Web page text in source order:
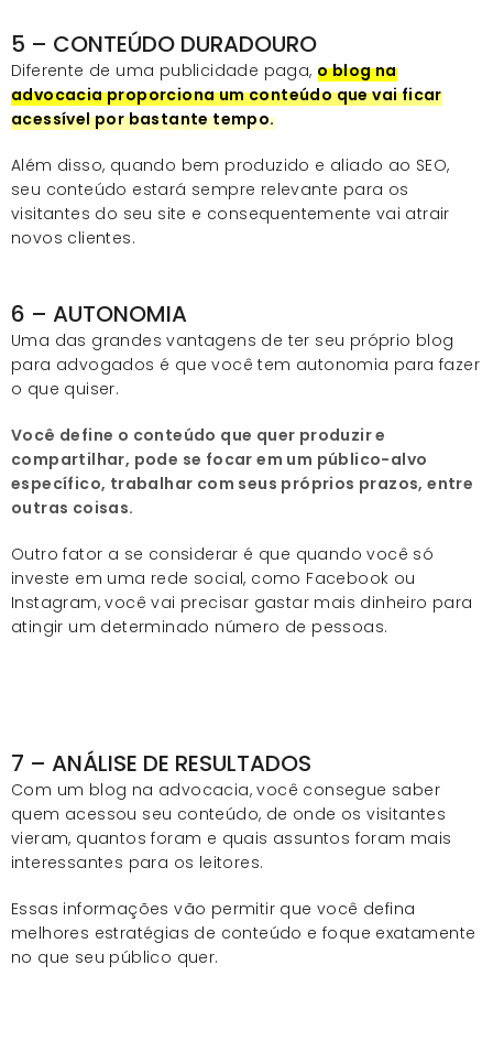
5 – CONTEÚDO DURADOURO
Diferente de uma publicidade paga, o blog na
advocacia proporciona um conteúdo que vai ficar
acessível por bastante tempo.
Além disso, quando bem produzido e aliado ao SEO,
seu conteúdo estará sempre relevante para os
visitantes do seu site e consequentemente vai atrair
novos clientes.
6 – AUTONOMIA
Uma das grandes vantagens de ter seu próprio blog
para advogados é que você tem autonomia para fazer
o que quiser.
Você define o conteúdo que quer produzir e
compartilhar, pode se focar em um público-alvo
específico, trabalhar com seus próprios prazos, entre
outras coisas.
Outro fator a se considerar é que quando você só
investe em uma rede social, como Facebook ou
Instagram, você vai precisar gastar mais dinheiro para
atingir um determinado número de pessoas.
7 – ANÁLISE DE RESULTADOS
Com um blog na advocacia, você consegue saber
quem acessou seu conteúdo, de onde os visitantes
vieram, quantos foram e quais assuntos foram mais
interessantes para os leitores.
Essas informações vão permitir que você defina
melhores estratégias de conteúdo e foque exatamente
no que seu público quer.